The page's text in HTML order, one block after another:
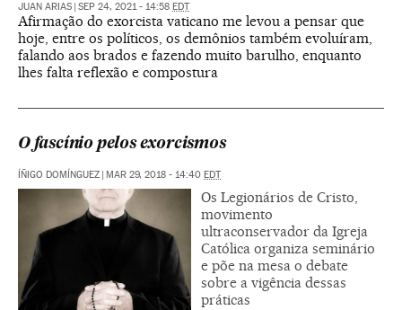
JUAN ARIAS SEP 24, 2021 - 14:58 EDT
Afirmação do exorcista vaticano me levou a pensar que
hoje, entre os políticos, os demônios também evoluíram,
falando aos brados e fazendo muito barulho, enquanto
lhes falta reflexão e compostura
O fascínio pelos exorcismos
ÍÑIGO DOMÍNGUEZ MAR 29, 2018 - 14:40 EDT
Os Legionários de Cristo,
movimento
ultraconservador da Igreja
Católica organiza seminário
e põe na mesa o debate
sobre a vigência dessas
práticas